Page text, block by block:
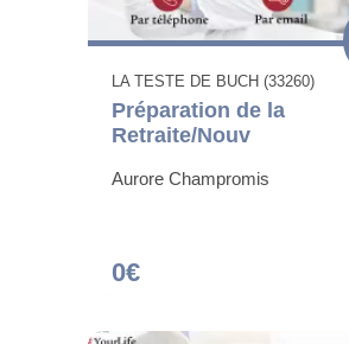
LA TESTE DE BUCH (33260)
Préparation de la
Retraite/Nouv
Aurore Champromis
0€